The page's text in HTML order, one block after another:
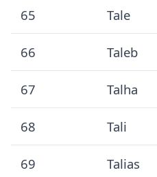
65 Tale
66 Taleb
67 Talha
68 Tali
69 Talias